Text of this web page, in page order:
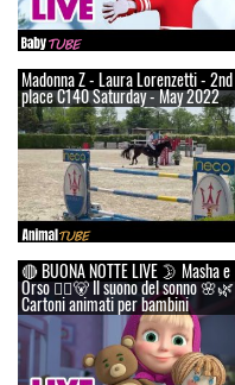
Madonna Z - Laura Lorenzetti - 2nd
place C140 Saturday - May 2022
🔴 BUONA NOTTE LIVE 🌛 Masha e
Orso 👱‍♀️🐻 Il suono del sonno 🌸🌿
Cartoni animati per bambini